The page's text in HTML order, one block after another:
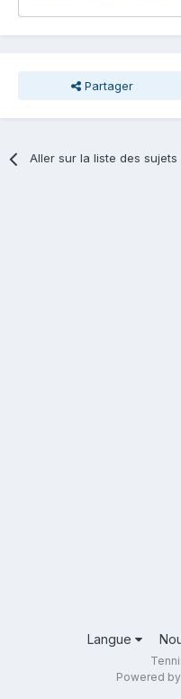
Partager
Aller sur la liste des sujets
Langue
Powered